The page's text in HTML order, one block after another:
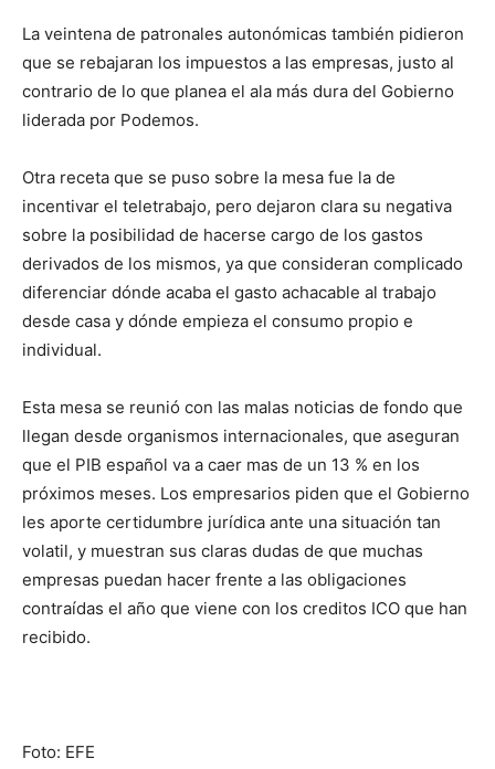
La veintena de patronales autonómicas también pidieron
que se rebajaran los impuestos a las empresas, justo al
contrario de lo que planea el ala más dura del Gobierno
liderada por Podemos.
Otra receta que se puso sobre la mesa fue la de
incentivar el teletrabajo, pero dejaron clara su negativa
sobre la posibilidad de hacerse cargo de los gastos
derivados de los mismos, ya que consideran complicado
diferenciar dónde acaba el gasto achacable al trabajo
desde casa y dónde empieza el consumo propio e
individual.
Esta mesa se reunió con las malas noticias de fondo que
llegan desde organismos internacionales, que aseguran
que el PIB español va a caer mas de un 13 % en los
próximos meses. Los empresarios piden que el Gobierno
les aporte certidumbre jurídica ante una situación tan
volatil, y muestran sus claras dudas de que muchas
empresas puedan hacer frente a las obligaciones
contraídas el año que viene con los creditos ICO que han
recibido.
Foto: EFE